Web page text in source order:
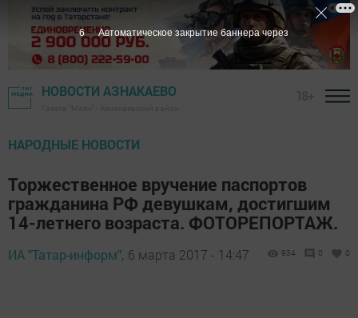
НОВОСТИ АЗНАКАЕВО
НАРОДНЫЕ НОВОСТИ
Торжественное вручение паспортов
гражданина РФ девушкам, достигшим
14-летнего возраста. ФОТОРЕПОРТАЖ.
ИА "Татар-информ", 6 марта 2017 - 14:47 934 0 0
5 Автоматическое закрытие баннера через